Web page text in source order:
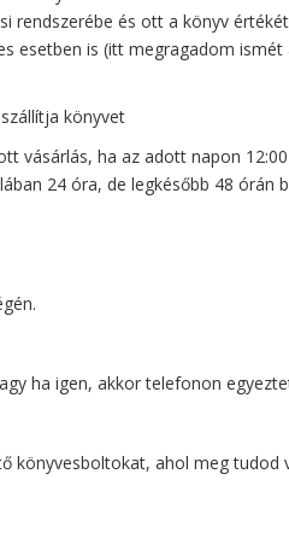
rendszerébe és ott a könyv
esetben is (itt megragadom
könyvet
vásárlás, ha az adott napon
24 óra, de legkésőbb 48 órán
ha igen, akkor telefonon
könyvesboltokat, ahol meg tudod